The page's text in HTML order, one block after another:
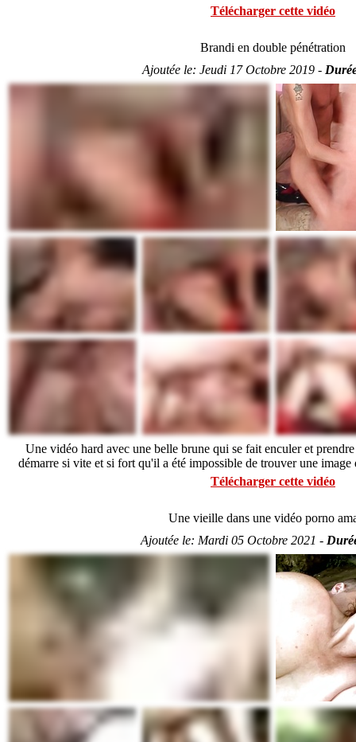
Télécharger cette vidéo
Brandi en double pénétration
Ajoutée le: Jeudi 17 Octobre 2019 -
Une vidéo hard avec une belle brune qui se fait enculer et
démarre si vite et si fort qu'il a été impossible de trouver une
Télécharger cette vidéo
Une vieille dans une vidéo porno
Ajoutée le: Mardi 05 Octobre 2021 -